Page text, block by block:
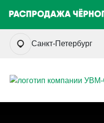
Санкт-Петербург